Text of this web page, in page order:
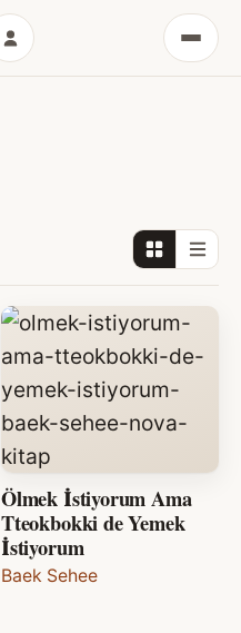
Menü
Ölmek İstiyorum Ama
Tteokbokki de Yemek
İstiyorum
Baek Sehee